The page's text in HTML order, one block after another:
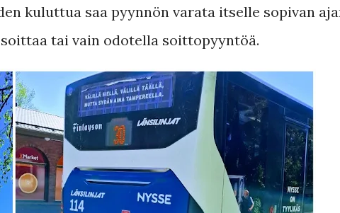
kuluttua saa pyynnön varata itselle sopivan
tai vain odotella soittopyyntöä.